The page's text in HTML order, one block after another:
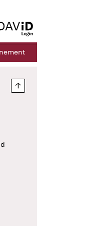
Nach oben springen